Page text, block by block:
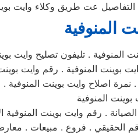
عت طريق وكلاء وايت
المنوفية
. تليفون تصليح وايت
بوينت المنوفية . رقم وايت
اصلاح وايت بوينت المنوفية
. رقم وايت بوينت المنوفية
الحقيقي . فروع . مبيعات .